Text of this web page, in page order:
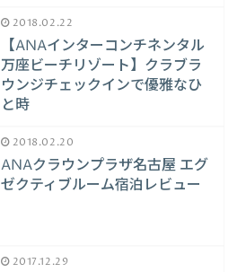
2018.02.22
【ANAインターコンチネンタル
万座ビーチリゾート】クラブラ
ウンジチェックインで優雅なひ
と時
2018.02.20
ANAクラウンプラザ名古屋 エグ
ゼクティブルーム宿泊レビュー
2017.12.29